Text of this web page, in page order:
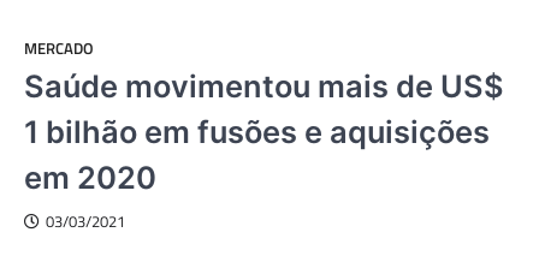
MERCADO
Saúde movimentou mais de US$
1 bilhão em fusões e aquisições
em 2020
03/03/2021